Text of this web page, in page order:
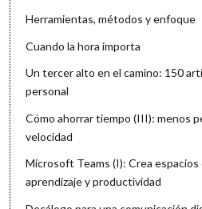
Herramientas, métodos y enfoque
Cuando la hora importa
Un tercer alto en el camino: 150
personal
Cómo ahorrar tiempo (III): menos
velocidad
Microsoft Teams (I): Crea espacios
aprendizaje y productividad